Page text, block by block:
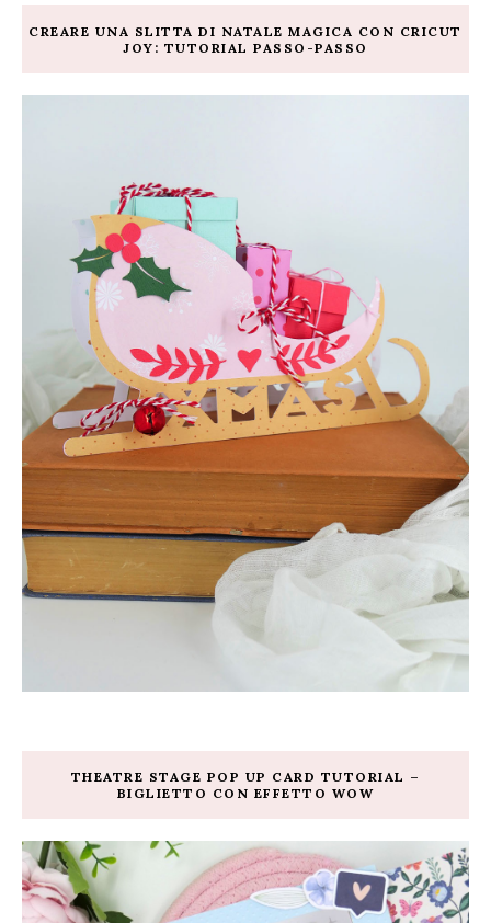
CREARE UNA SLITTA DI NATALE MAGICA CON CRICUT
JOY: TUTORIAL PASSO-PASSO
THEATRE STAGE POP UP CARD TUTORIAL –
BIGLIETTO CON EFFETTO WOW